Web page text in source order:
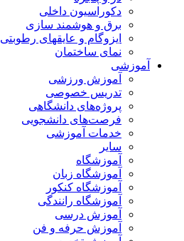
دکوراسیون داخلی
برق و هوشمند سازی
ایزوگام و عایقهای رطوبتی
نمای ساختمان
آموزشی
آموزش ورزشی
تدریس خصوصی
پروژه‌های دانشگاهی
فرصت‌های دانشجویی
خدمات آموزشی
سایر
آموزشگاه
آموزشگاه زبان
آموزشگاه کنکور
آموزشگاه رانندگی
آموزش درسی
آموزش حرفه و فن